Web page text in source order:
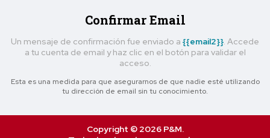
Confirmar Email
Un mensaje de confirmación fue enviado a {{email2}}. Accede
a tu cuenta de email y haz clic en el botón para validar el
acceso.
Esta es una medida para que asegurarnos de que nadie esté utilizando
tu dirección de email sin tu conocimiento.
Copyright © 2026 P&M.